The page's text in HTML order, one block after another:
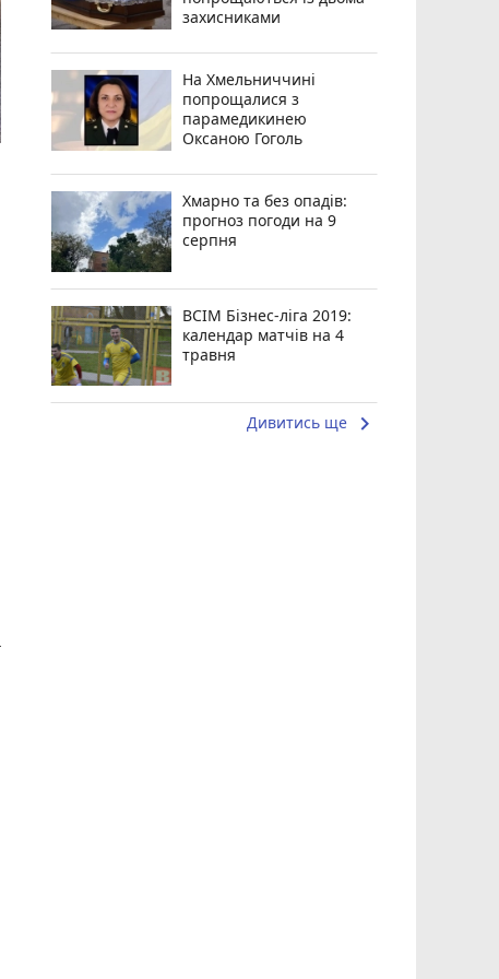
захисниками
На Хмельниччині
попрощалися з
парамедикинею
Оксаною Гоголь
Хмарно та без опадів:
прогноз погоди на 9
серпня
ВСІМ Бізнес-ліга 2019:
календар матчів на 4
травня
Дивитись ще keyboard_arrow_right